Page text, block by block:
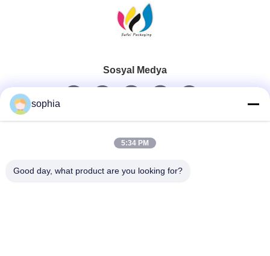
Sosyal Medya
Hızlı iletişim
sophia
5:34 PM
Good day, what product are you looking for?